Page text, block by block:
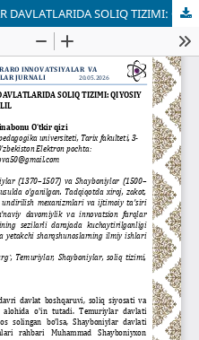
TEMURIYLAR VA SHAYBONIYLAR DAVLATLARIDA SOLIQ TIZIMI: QIYOSIY TAHLIL